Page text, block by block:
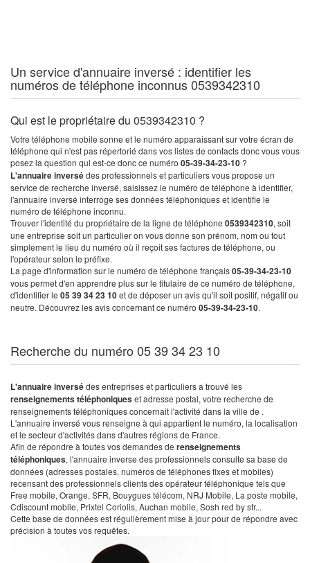
Un service d'annuaire inversé : identifier les
numéros de téléphone inconnus 0539342310
Qui est le propriétaire du 0539342310 ?
Votre téléphone mobile sonne et le numéro apparaissant sur votre écran de
téléphone qui n'est pas répertorié dans vos listes de contacts donc vous vous
posez la question qui est-ce donc ce numéro 05-39-34-23-10 ?
L'annuaire inversédes professionnels et particuliers vous propose un
service de recherche inversé, saisissez le numéro de téléphone à identifier,
l'annuaire inversé interroge ses données téléphoniques et identifie le
numéro de téléphone inconnu.
Trouver l'identité du propriétaire de la ligne de téléphone 0539342310, soit
une entreprise soit un particulier on vous donne son prénom, nom ou tout
simplement le lieu du numéro où il reçoit ses factures de téléphone, ou
l'opérateur selon le préfixe.
La page d'information sur le numéro de téléphone français05-39-34-23-10
vous permet d'en apprendre plus sur le titulaire de ce numéro de téléphone,
d'identifier le 05 39 34 23 10et de déposer un avis qu'il soit positif, négatif ou
neutre. Découvrez les avis concernant ce numéro 05-39-34-23-10.
Recherche du numéro 05 39 34 23 10
L'annuaire inversédes entreprises et particuliers a trouvé les
renseignements téléphoniqueset adresse postal, votre recherche de
renseignements téléphoniques concernait l'activité dans la ville de .
L'annuaire inversé vous renseigne à qui appartient le numéro, la localisation
et le secteur d'activités dans d'autres régions de France.
Afin de répondre à toutes vos demandes de renseignements
téléphoniques, l'annuaire inverse des professionnels consulte sa base de
données (adresses postales, numéros de téléphones fixes et mobiles)
recensant des professionnels clients des opérateur téléphonique tels que
Free mobile, Orange, SFR, Bouygues télécom, NRJ Mobile, La poste mobile,
Cdiscount mobile, Prixtel Coriolis, Auchan mobile, Sosh red by sfr...
Cette base de données est régulièrement mise à jour pour de répondre avec
précision à toutes vos requêtes.